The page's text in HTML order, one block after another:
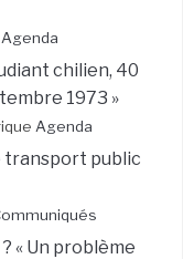
Agenda
chilien, 40
1973 »
Agenda
transport public
« Un problème